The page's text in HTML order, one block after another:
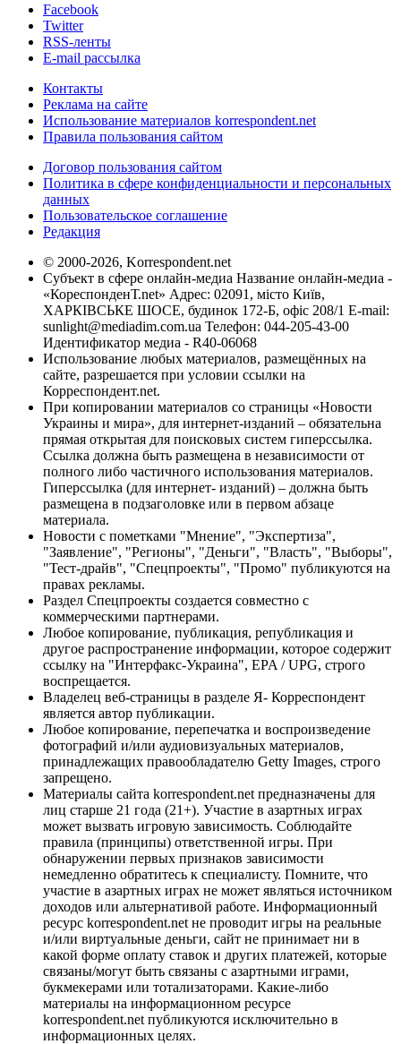
Facebook
Twitter
RSS-ленты
E-mail рассылка
Контакты
Реклама на сайте
Использование материалов korrespondent.net
Правила пользования сайтом
Договор пользования сайтом
Политика в сфере конфиденциальности и персональных
данных
Пользовательское соглашение
Редакция
© 2000-2026, Korrespondent.net
Субъект в сфере онлайн-медиа Название онлайн-медиа -
«КореспонденТ.net» Адрес: 02091, місто Київ,
ХАРКІВСЬКЕ ШОСЕ, будинок 172-Б, офіс 208/1 E-mail:
sunlight@mediadim.com.ua Телефон: 044-205-43-00
Идентификатор медиа - R40-06068
Использование любых материалов, размещённых на
сайте, разрешается при условии ссылки на
Корреспондент.net.
При копировании материалов со страницы «Новости
Украины и мира», для интернет-изданий – обязательна
прямая открытая для поисковых систем гиперссылка.
Ссылка должна быть размещена в независимости от
полного либо частичного использования материалов.
Гиперссылка (для интернет- изданий) – должна быть
размещена в подзаголовке или в первом абзаце
материала.
Новости с пометками "Мнение", "Экспертиза",
"Заявление", "Регионы", "Деньги", "Власть", "Выборы",
"Тест-драйв", "Спецпроекты", "Промо" публикуются на
правах рекламы.
Раздел Спецпроекты создается совместно с
коммерческими партнерами.
Любое копирование, публикация, републикация и
другое распространение информации, которое содержит
ссылку на "Интерфакс-Украина", EPA / UPG, строго
воспрещается.
Владелец веб-страницы в разделе Я- Корреспондент
является автор публикации.
Любое копирование, перепечатка и воспроизведение
фотографий и/или аудиовизуальных материалов,
принадлежащих правообладателю Getty Images, строго
запрещено.
Материалы сайта korrespondent.net предназначены для
лиц старше 21 года (21+). Участие в азартных играх
может вызвать игровую зависимость. Соблюдайте
правила (принципы) ответственной игры. При
обнаружении первых признаков зависимости
немедленно обратитесь к специалисту. Помните, что
участие в азартных играх не может являться источником
доходов или альтернативой работе. Информационный
ресурс korrespondent.net не проводит игры на реальные
и/или виртуальные деньги, сайт не принимает ни в
какой форме оплату ставок и других платежей, которые
связаны/могут быть связаны с азартными играми,
букмекерами или тотализаторами. Какие-либо
материалы на информационном ресурсе
korrespondent.net публикуются исключительно в
информационных целях.